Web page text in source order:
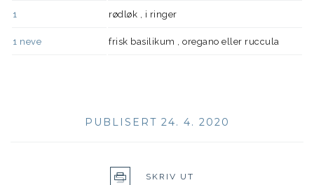
1 rødløk , i ringer
1 neve frisk basilikum , oregano eller ruccula
PUBLISERT 24. 4. 2020
SKRIV UT